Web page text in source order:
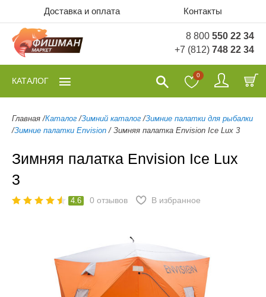
Доставка и оплата Контакты
8 800 550 22 34
+7 (812) 748 22 34
0
КАТАЛОГ
Главная /Каталог /Зимний каталог /Зимние палатки для рыбалки
/Зимние палатки Envision / Зимняя палатка Envision Ice Lux 3
Зимняя палатка Envision Ice Lux
3
4.6 0 отзывов В избранное